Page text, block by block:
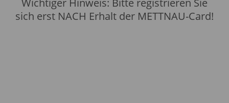
Wichtiger Hinweis: Bitte registrieren Sie
sich erst NACH Erhalt der METTNAU-Card!